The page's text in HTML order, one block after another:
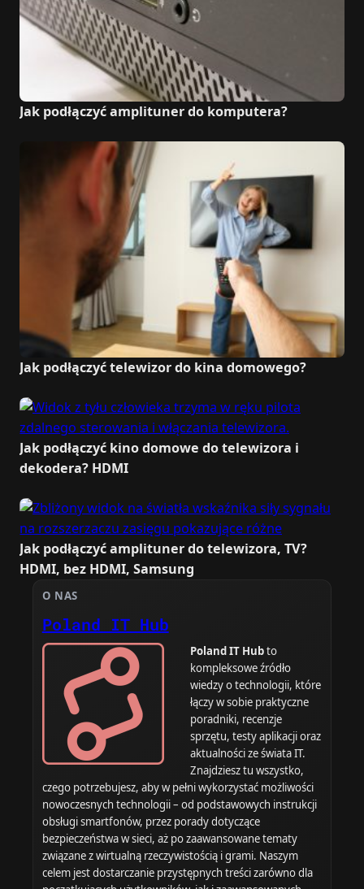
Jak podłączyć amplituner do komputera?
Jak podłączyć telewizor do kina domowego?
Jak podłączyć kino domowe do telewizora i
dekodera? HDMI
Jak podłączyć amplituner do telewizora, TV?
HDMI, bez HDMI, Samsung
O NAS
Poland IT Hub
Poland IT Hubto
kompleksowe źródło
wiedzy o technologii, które
łączy w sobie praktyczne
poradniki, recenzje
sprzętu, testy aplikacji oraz
aktualności ze świata IT.
Znajdziesz tu wszystko,
czego potrzebujesz, aby w pełni wykorzystać możliwości
nowoczesnych technologii – od podstawowych instrukcji
obsługi smartfonów, przez porady dotyczące
bezpieczeństwa w sieci, aż po zaawansowane tematy
związane z wirtualną rzeczywistością i grami. Naszym
celem jest dostarczanie przystępnych treści zarówno dla